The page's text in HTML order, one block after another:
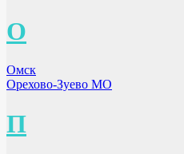
О
Омск
Орехово-Зуево МО
П